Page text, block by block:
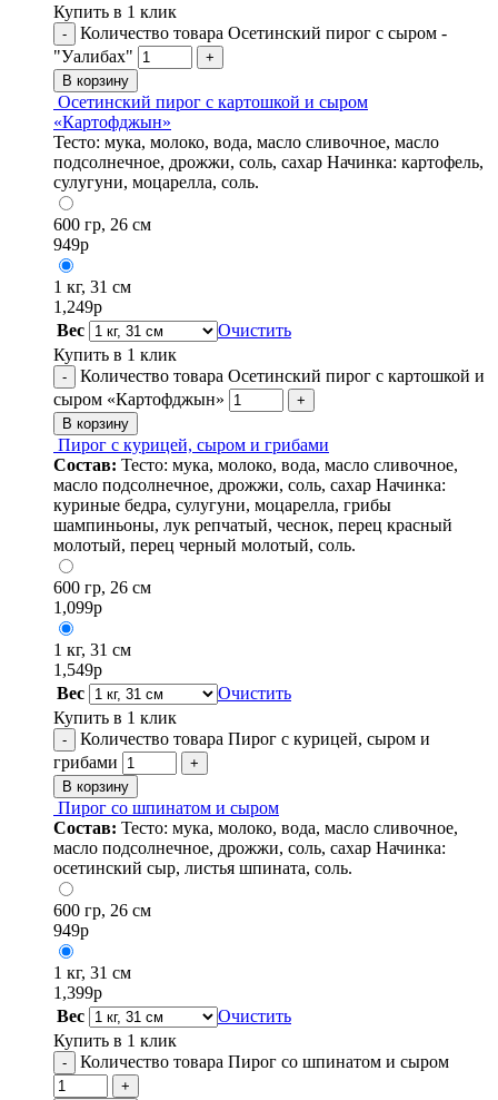
Купить в 1 клик
-
Количество товара Осетинский пирог с сыром -
"Уалибах"
+
В корзину
Осетинский пирог с картошкой и сыром
«Картофджын»
Тесто: мука, молоко, вода, масло сливочное, масло
подсолнечное, дрожжи, соль, сахар Начинка: картофель,
сулугуни, моцарелла, соль.
600 гр, 26 см
949р
1 кг, 31 см
1,249р
Вес
Очистить
Купить в 1 клик
-
Количество товара Осетинский пирог с картошкой и
сыром «Картофджын»
+
В корзину
Пирог с курицей, сыром и грибами
Состав: Тесто: мука, молоко, вода, масло сливочное,
масло подсолнечное, дрожжи, соль, сахар Начинка:
куриные бедра, сулугуни, моцарелла, грибы
шампиньоны, лук репчатый, чеснок, перец красный
молотый, перец черный молотый, соль.
600 гр, 26 см
1,099р
1 кг, 31 см
1,549р
Вес
Очистить
Купить в 1 клик
-
Количество товара Пирог с курицей, сыром и
грибами
+
В корзину
Пирог со шпинатом и сыром
Состав: Тесто: мука, молоко, вода, масло сливочное,
масло подсолнечное, дрожжи, соль, сахар Начинка:
осетинский сыр, листья шпината, соль.
600 гр, 26 см
949р
1 кг, 31 см
1,399р
Вес
Очистить
Купить в 1 клик
- Количество товара Пирог со шпинатом и сыром
+